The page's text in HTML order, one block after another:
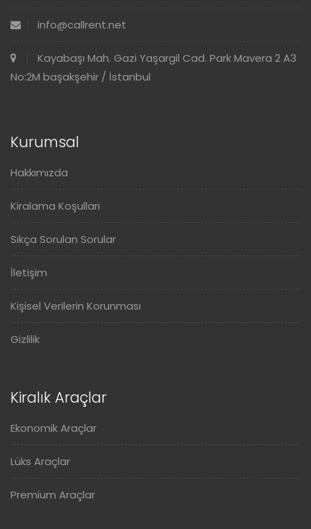
info@callrent.net
Kayabaşı Mah. Gazi Yaşargil Cad. Park Mavera 2 A3
No:2M başakşehir / İstanbul
Kurumsal
Hakkımızda
Kiralama Koşulları
Sıkça Sorulan Sorular
İletişim
Kişisel Verilerin Korunması
Gizlilik
Kiralık Araçlar
Ekonomik Araçlar
Lüks Araçlar
Premium Araçlar